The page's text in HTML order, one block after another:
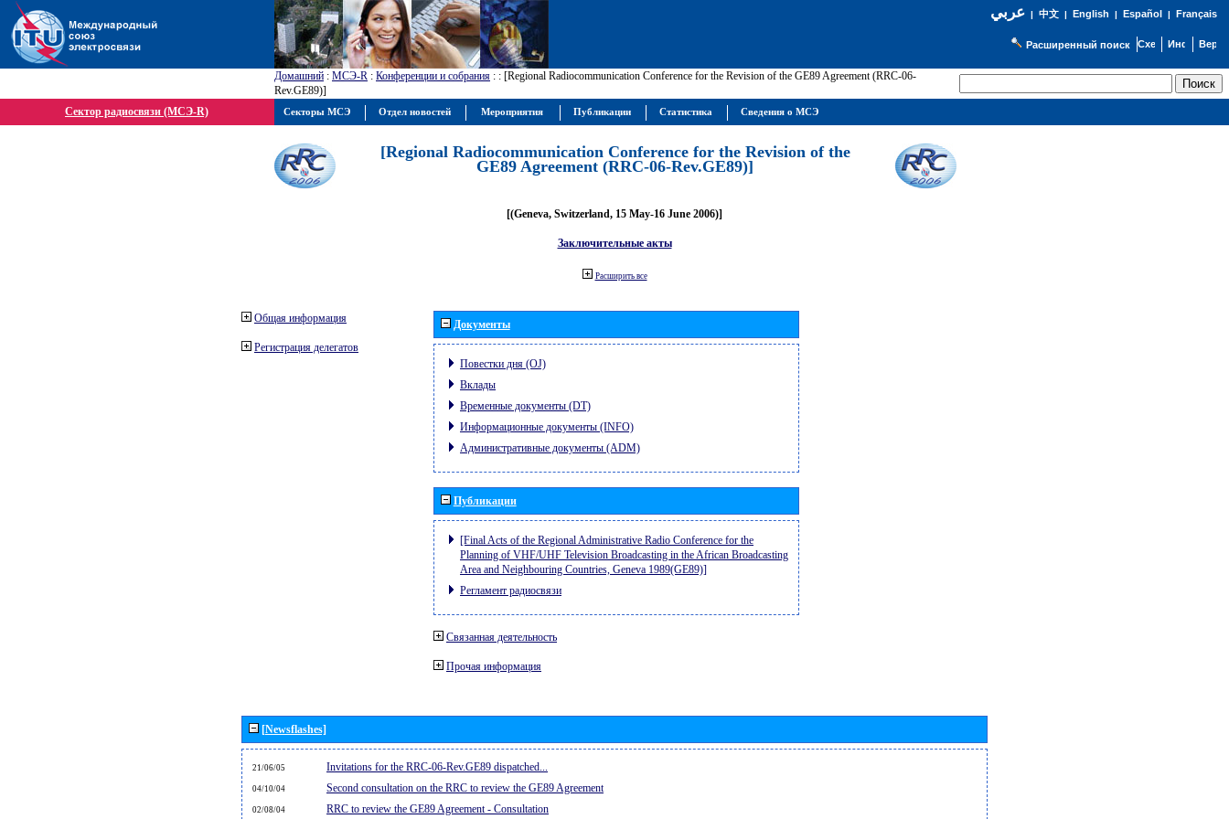
عربي| 中文| English | Español | Français
Расширенный поиск
Домашний : МСЭ-R : Конференции и собрания : : [Regional Radiocommunication Conference for the Revision of the GE89 Agreement (RRC-06-
Rev.GE89)]
Сектор радиосвязи (МСЭ-R)
[Regional Radiocommunication Conference for the Revision of the
GE89 Agreement (RRC-06-Rev.GE89)]
[(Geneva, Switzerland, 15 May-16 June 2006)]
Заключительные акты
Расширить все
Общая информация
Регистрация делегатов
Документы
Повестки дня (OJ)
Вклады
Временные документы (DT)
Информационные документы (INFO)
Административные документы (ADM)
Публикации
[Final Acts of the Regional Administrative Radio Conference for the
Planning of VHF/UHF Television Broadcasting in the African Broadcasting
Area and Neighbouring Countries, Geneva 1989(GE89)]
Регламент радиосвязи
Связанная деятельность
Прочая информация
[Newsflashes]
21/06/05 Invitations for the RRC-06-Rev.GE89 dispatched...
04/10/04 Second consultation on the RRC to review the GE89 Agreement
02/08/04 RRC to review the GE89 Agreement - Consultation
Секторы МСЭ Отдел новостей Мероприятия Публикации Статистика Сведения о МСЭ